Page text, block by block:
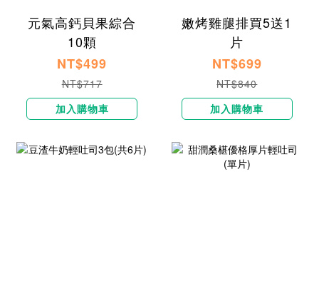
元氣高鈣貝果綜合
10顆
NT$499
NT$717
加入購物車
嫩烤雞腿排買5送1
片
NT$699
NT$840
加入購物車